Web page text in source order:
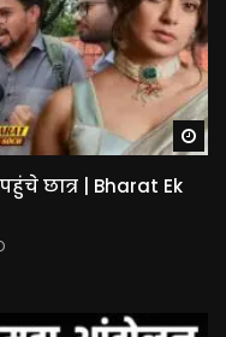
छात्र | Bharat Ek